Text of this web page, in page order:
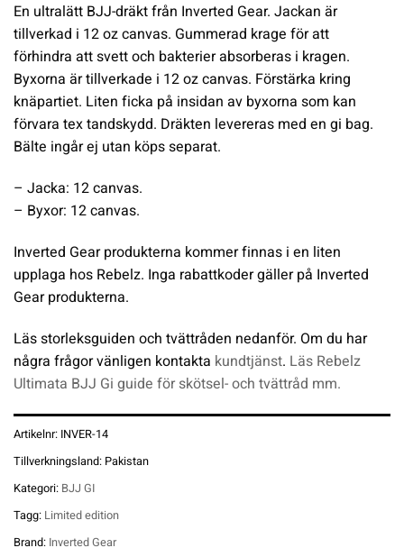
En ultralätt BJJ-dräkt från Inverted Gear. Jackan är
tillverkad i 12 oz canvas. Gummerad krage för att
förhindra att svett och bakterier absorberas i kragen.
Byxorna är tillverkade i 12 oz canvas. Förstärka kring
knäpartiet. Liten ficka på insidan av byxorna som kan
förvara tex tandskydd. Dräkten levereras med en gi bag.
Bälte ingår ej utan köps separat.
– Jacka: 12 canvas.
– Byxor: 12 canvas.
Inverted Gear produkterna kommer finnas i en liten
upplaga hos Rebelz. Inga rabattkoder gäller på Inverted
Gear produkterna.
Läs storleksguiden och tvättråden nedanför. Om du har
några frågor vänligen kontakta kundtjänst. Läs Rebelz
Ultimata BJJ Gi guide för skötsel- och tvättråd mm.
Artikelnr: INVER-14
Tillverkningsland: Pakistan
Kategori: BJJ GI
Tagg: Limited edition
Brand: Inverted Gear